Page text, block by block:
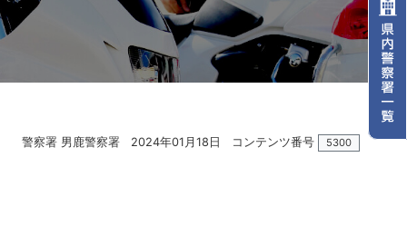
警察署 男鹿警察署 2024年01月18日 コンテンツ番号 5300